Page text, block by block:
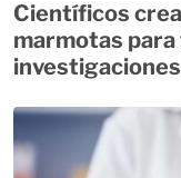
Científicos
marmotas
investigaciones